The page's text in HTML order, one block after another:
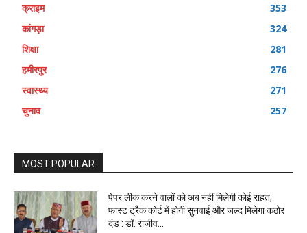
क्राइम
353
कांगड़ा
324
शिक्षा
281
हमीरपुर
276
स्वास्थ्य
271
चुनाव
257
MOST POPULAR
पेपर लीक करने वालों को अब नहीं मिलेगी कोई राहत,
फास्ट ट्रैक कोर्ट में होगी सुनवाई और जल्द मिलेगा कठोर
दंड : डॉ. राजीव...